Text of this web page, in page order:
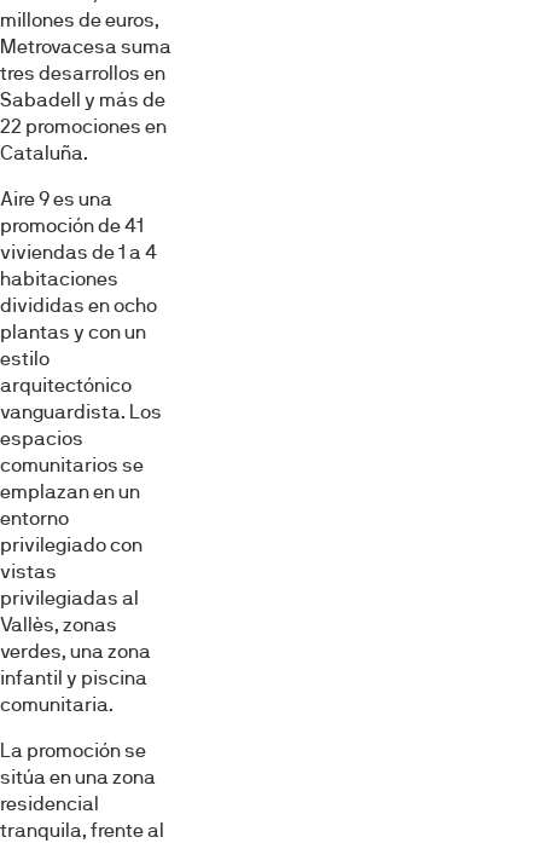
millones de euros,
Metrovacesa suma
tres desarrollos en
Sabadell y más de
22 promociones en
Cataluña.
Aire 9 es una
promoción de 41
viviendas de 1 a 4
habitaciones
divididas en ocho
plantas y con un
estilo
arquitectónico
vanguardista. Los
espacios
comunitarios se
emplazan en un
entorno
privilegiado con
vistas
privilegiadas al
Vallès, zonas
verdes, una zona
infantil y piscina
comunitaria.
La promoción se
sitúa en una zona
residencial
tranquila, frente al